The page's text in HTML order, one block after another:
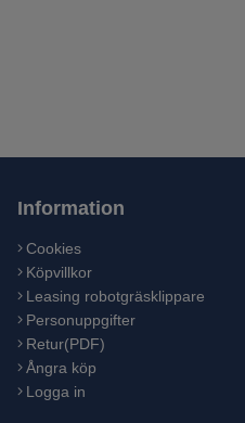
Information
Cookies
Köpvillkor
Leasing robotgräsklippare
Personuppgifter
Retur(PDF)
Ångra köp
Logga in